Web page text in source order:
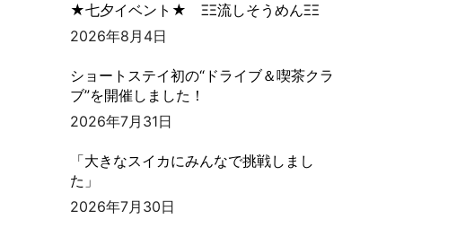
★七夕イベント★ ΞΞ流しそうめんΞΞ
2026年8月4日
ショートステイ初の“ドライブ＆喫茶クラ
ブ”を開催しました！
2026年7月31日
「大きなスイカにみんなで挑戦しまし
た」
2026年7月30日